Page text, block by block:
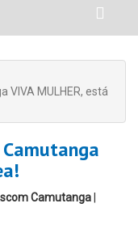
VIVA MULHER, está
Camutanga